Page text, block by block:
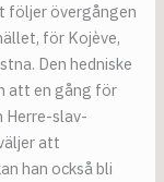
följer övergången
för Kojève,
Den hedniske
att en gång för
Herre-slav-
att
han också bli